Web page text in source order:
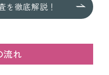
を徹底解説！
流れ